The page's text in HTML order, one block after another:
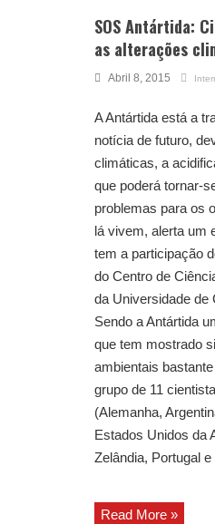
SOS Antártida:
as alterações
Abril 8, 2015
A Antártida está a
notícia de futuro,
climáticas, a
que poderá tornar-
problemas para os
lá vivem, alerta um
tem a participação
do Centro de
da Universidade de
Sendo a Antártida
que tem mostrado
ambientais
grupo de 11
(Alemanha,
Estados Unidos da
Zelândia, Portugal e
Read More »